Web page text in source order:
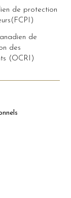
de protection
de
des
(OCRI)